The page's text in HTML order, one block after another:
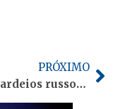
PRÓXIMO
Bombardeios russos na Ucrânia matam 4, atingem maternidade em Odessa e porto estratégico